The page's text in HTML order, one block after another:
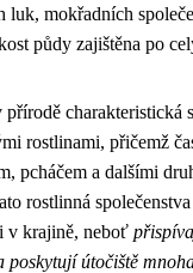
luk, mokřadních
půdy zajištěna po
charakteristická
rostlinami, přičemž
pcháčem a dalšími
rostlinná
v krajině, neboť
poskytují útočiště